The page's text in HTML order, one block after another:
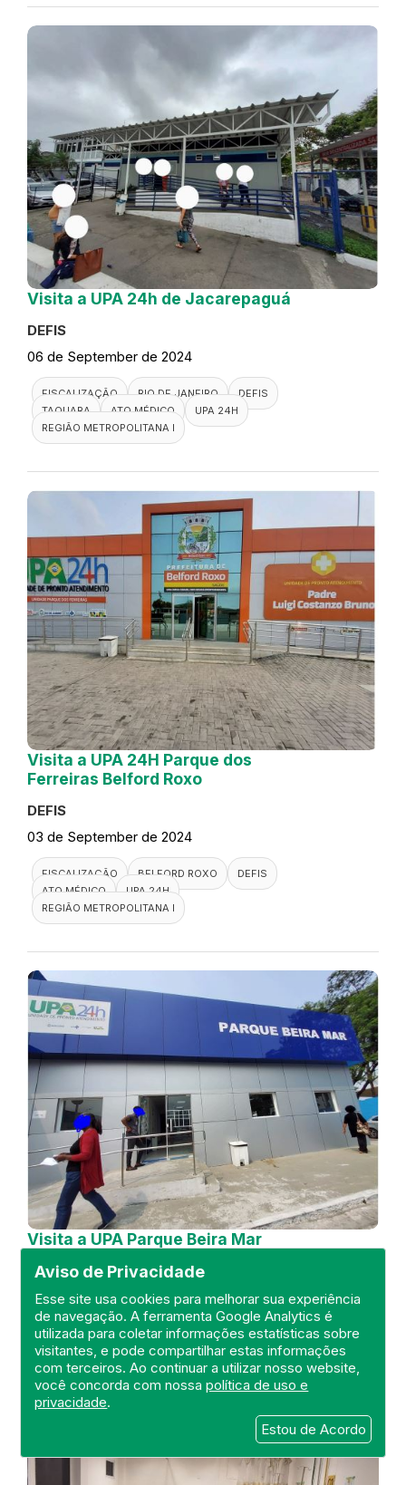
Aviso de Privacidade
Esse site usa cookies para melhorar sua experiência
de navegação. A ferramenta Google Analytics é
utilizada para coletar informações estatísticas sobre
visitantes, e pode compartilhar estas informações
com terceiros. Ao continuar a utilizar nosso website,
você concorda com nossapolítica de uso e
privacidade.
Estou de Acordo
Visita a UPA 24h de Jacarepaguá
DEFIS
06 de September de 2024
FISCALIZAÇÃO RIO DE JANEIRO
DEFIS
TAQUARA
ATO MÉDICO
UPA 24H
REGIÃO METROPOLITANA I
Visita a UPA 24H Parque dos
Ferreiras Belford Roxo
DEFIS
03 de September de 2024
FISCALIZAÇÃO BELFORD ROXO
DEFIS
ATO MÉDICO
UPA 24H
REGIÃO METROPOLITANA I
Visita a UPA Parque Beira Mar
DEFIS
03 de September de 2024
FISCALIZAÇÃO RIO DE JANEIRO
DEFIS
DUQUE DE CAXIAS
ATO MÉDICO
UPA 24H
REGIÃO METROPOLITANA I